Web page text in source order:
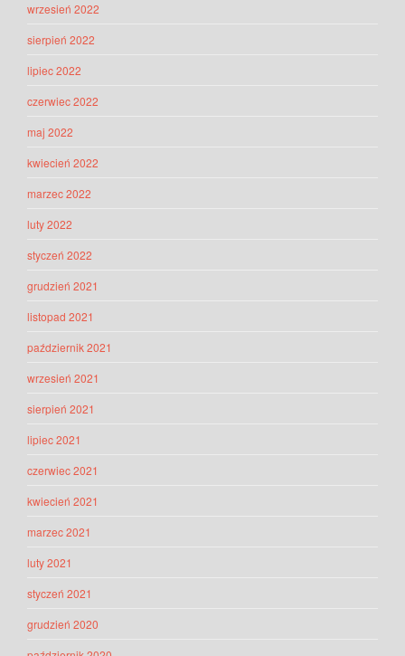
wrzesień 2022
sierpień 2022
lipiec 2022
czerwiec 2022
maj 2022
kwiecień 2022
marzec 2022
luty 2022
styczeń 2022
grudzień 2021
listopad 2021
październik 2021
wrzesień 2021
sierpień 2021
lipiec 2021
czerwiec 2021
kwiecień 2021
marzec 2021
luty 2021
styczeń 2021
grudzień 2020